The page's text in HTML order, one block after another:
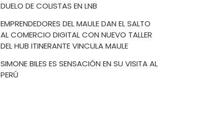
DUELO DE COLISTAS EN LNB
EMPRENDEDORES DEL MAULE DAN EL SALTO
AL COMERCIO DIGITAL CON NUEVO TALLER
DEL HUB ITINERANTE VINCULA MAULE
SIMONE BILES ES SENSACIÓN EN SU VISITA AL
PERÚ